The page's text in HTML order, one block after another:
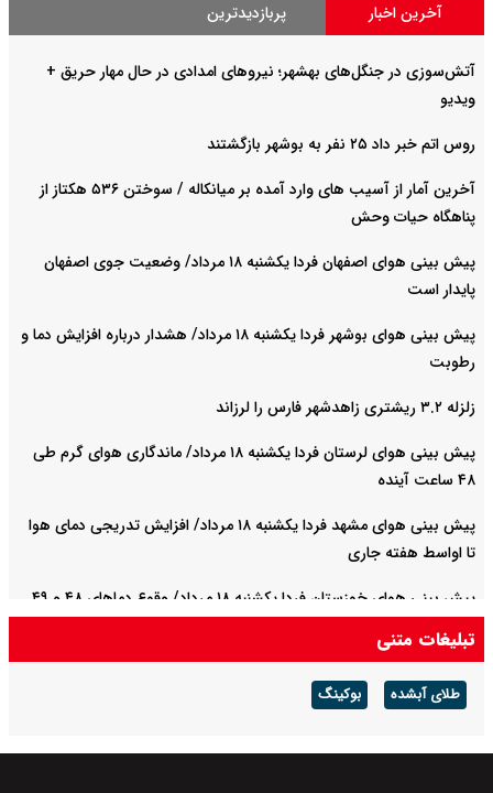
آخرین اخبار پربازدیدترین
آتش‌سوزی در جنگل‌های بهشهر؛ نیرو‌های امدادی در حال مهار حریق +
ویدیو
روس اتم خبر داد ۲۵ نفر به بوشهر بازگشتند
آخرین آمار از آسیب های وارد آمده بر میانکاله / سوختن ۵۳۶ هکتاز از
پناهگاه حیات وحش
پیش بینی هوای اصفهان فردا یکشنبه ۱۸ مرداد/ وضعیت جوی اصفهان
پایدار است
پیش بینی هوای بوشهر فردا یکشنبه ۱۸ مرداد/ هشدار درباره افزایش دما و
رطوبت
زلزله ۳.۲ ریشتری زاهدشهر فارس را لرزاند
پیش بینی هوای لرستان فردا یکشنبه ۱۸ مرداد/ ماندگاری هوای گرم طی
۴۸ ساعت آینده
پیش بینی هوای مشهد فردا یکشنبه ۱۸ مرداد/ افزایش تدریجی دمای هوا
تا اواسط هفته جاری
پیش بینی هوای خوزستان فردا یکشنبه ۱۸ مرداد/ وقوع دما‌های ۴۸ و ۴۹
کاهش می‌یابد
تبلیغات متنی
طلای آبشده بوکینگ